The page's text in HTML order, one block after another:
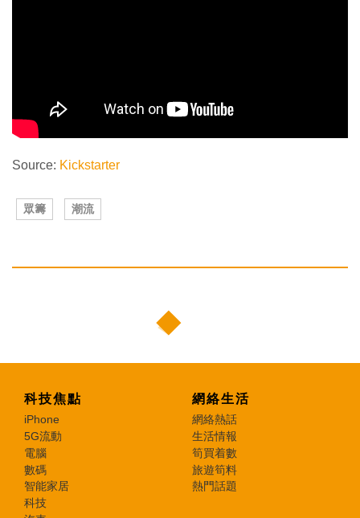
Source: Kickstarter
眾籌 潮流
科技焦點
iPhone
5G流動
電腦
數碼
智能家居
科技
網絡生活
網絡熱話
生活情報
筍買着數
旅遊筍料
熱門話題